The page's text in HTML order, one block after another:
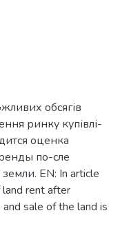
обсягів
ринку купівлі-
оценка
по-сле
EN: In article
rent after
sale of the land is